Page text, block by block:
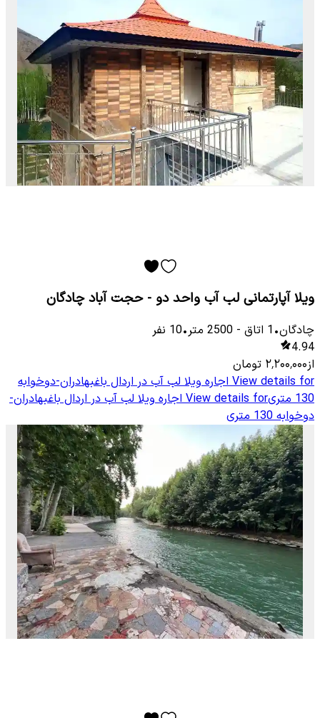
ویلا آپارتمانی لب آب واحد دو - حجت آباد چادگان
چادگان•
1 اتاق -
2500 متر•
10 نفر
4.94
از۲٬۲۰۰٬۰۰۰ تومان
View details for اجاره ویلا لب آب در اردال باغبهادران-دوخوابه
130 متری
View details for اجاره ویلا لب آب در اردال باغبهادران-
دوخوابه 130 متری